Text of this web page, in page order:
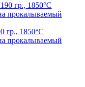
гр., 1850°С
прокалываемый